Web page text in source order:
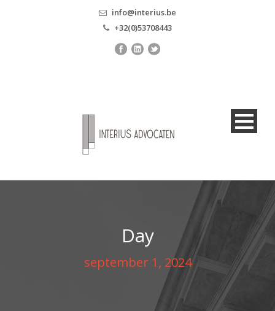
info@interius.be
+32(0)53708443
Day
september 1, 2024